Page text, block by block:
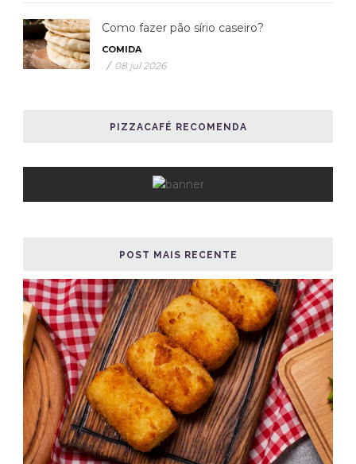
Como fazer pão sírio caseiro?
COMIDA
/ 08 jul 2026
PIZZACAFÉ RECOMENDA
POST MAIS RECENTE